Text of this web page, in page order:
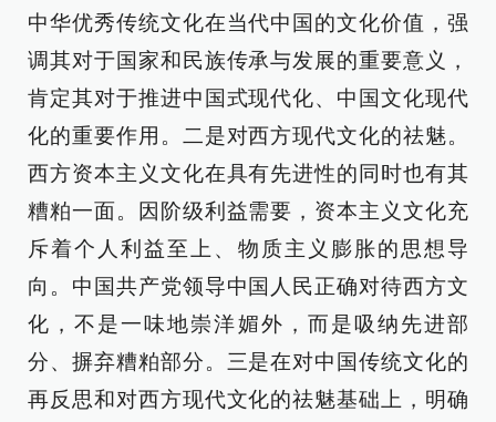
中华优秀传统文化在当代中国的文化价值，强
调其对于国家和民族传承与发展的重要意义，
肯定其对于推进中国式现代化、中国文化现代
化的重要作用。二是对西方现代文化的祛魅。
西方资本主义文化在具有先进性的同时也有其
糟粕一面。因阶级利益需要，资本主义文化充
斥着个人利益至上、物质主义膨胀的思想导
向。中国共产党领导中国人民正确对待西方文
化，不是一味地崇洋媚外，而是吸纳先进部
分、摒弃糟粕部分。三是在对中国传统文化的
再反思和对西方现代文化的祛魅基础上，明确